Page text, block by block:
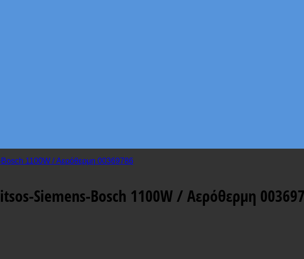
Siemens-Bosch 1100W / Αερόθερμη